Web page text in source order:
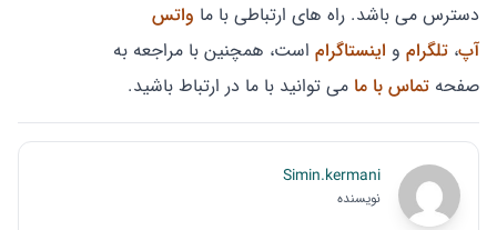
دسترس می باشد. راه های ارتباطی با ما واتس
آپ، تلگرام و اینستاگرام است، همچنین با مراجعه به
صفحه تماس با ما می توانید با ما در ارتباط باشید.
Simin.kermani
نویسنده